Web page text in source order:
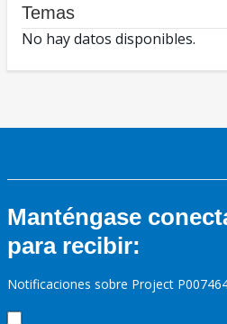
Temas
No hay datos disponibles.
Manténgase
para recibir:
Notificaciones sobre Project